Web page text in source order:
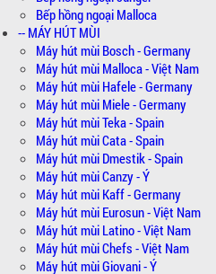
Bếp hồng ngoại Malloca
-- MÁY HÚT MÙI
Máy hút mùi Bosch - Germany
Máy hút mùi Malloca - Việt Nam
Máy hút mùi Hafele - Germany
Máy hút mùi Miele - Germany
Máy hút mùi Teka - Spain
Máy hút mùi Cata - Spain
Máy hút mùi Dmestik - Spain
Máy hút mùi Canzy - Ý
Máy hút mùi Kaff - Germany
Máy hút mùi Eurosun - Việt Nam
Máy hút mùi Latino - Việt Nam
Máy hút mùi Chefs - Việt Nam
Máy hút mùi Giovani - Ý